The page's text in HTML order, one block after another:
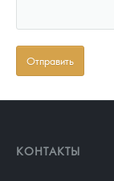
КОНТАКТЫ